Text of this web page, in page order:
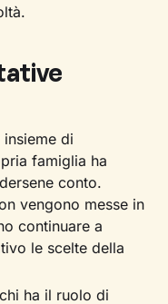
di
famiglia ha
conto.
vengono messe in
continuare a
le scelte della
ha il ruolo di